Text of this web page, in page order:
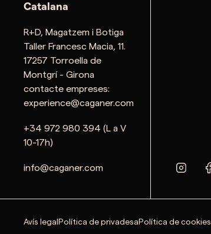
Catalana
R+D, Magatzem i Botiga
Taller Francesc Macia, 11.
17257 Torroella de
Montgrí - Girona
contacte empreses:
experience@caganer.com
+34 972 980 394 (L a V
10-17h)
info@caganer.com
Avís legalPolítica de privadesaPolítica de cookies